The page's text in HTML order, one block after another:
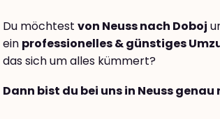
Du möchtest von Neuss nach Doboj
ein professionelles & günstiges
das sich um alles kümmert?
Dann bist du bei uns in Neuss